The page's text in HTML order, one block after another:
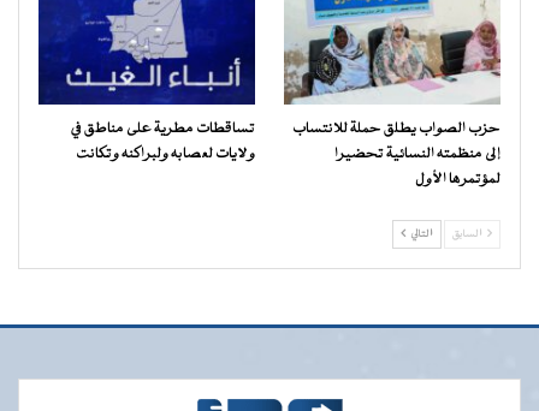
حزب الصواب يطلق حملة للانتساب
إلى منظمته النسائية تحضيرا
لمؤتمرها الأول
تساقطات مطرية على مناطق في
ولايات لعصابه ولبراكنه وتكانت
السابق التالي